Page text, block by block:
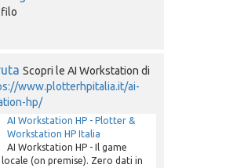
Scopri le AI Workstation di
www.plotterhpitalia.it/ai-
hp/
AI Workstation HP - Plotter &
Workstation HP Italia
AI Workstation HP - Il game
(on premise). Zero dati in